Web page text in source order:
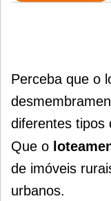
Perceba que o
diferentes tipos
Que o
de imóveis
urbanos.